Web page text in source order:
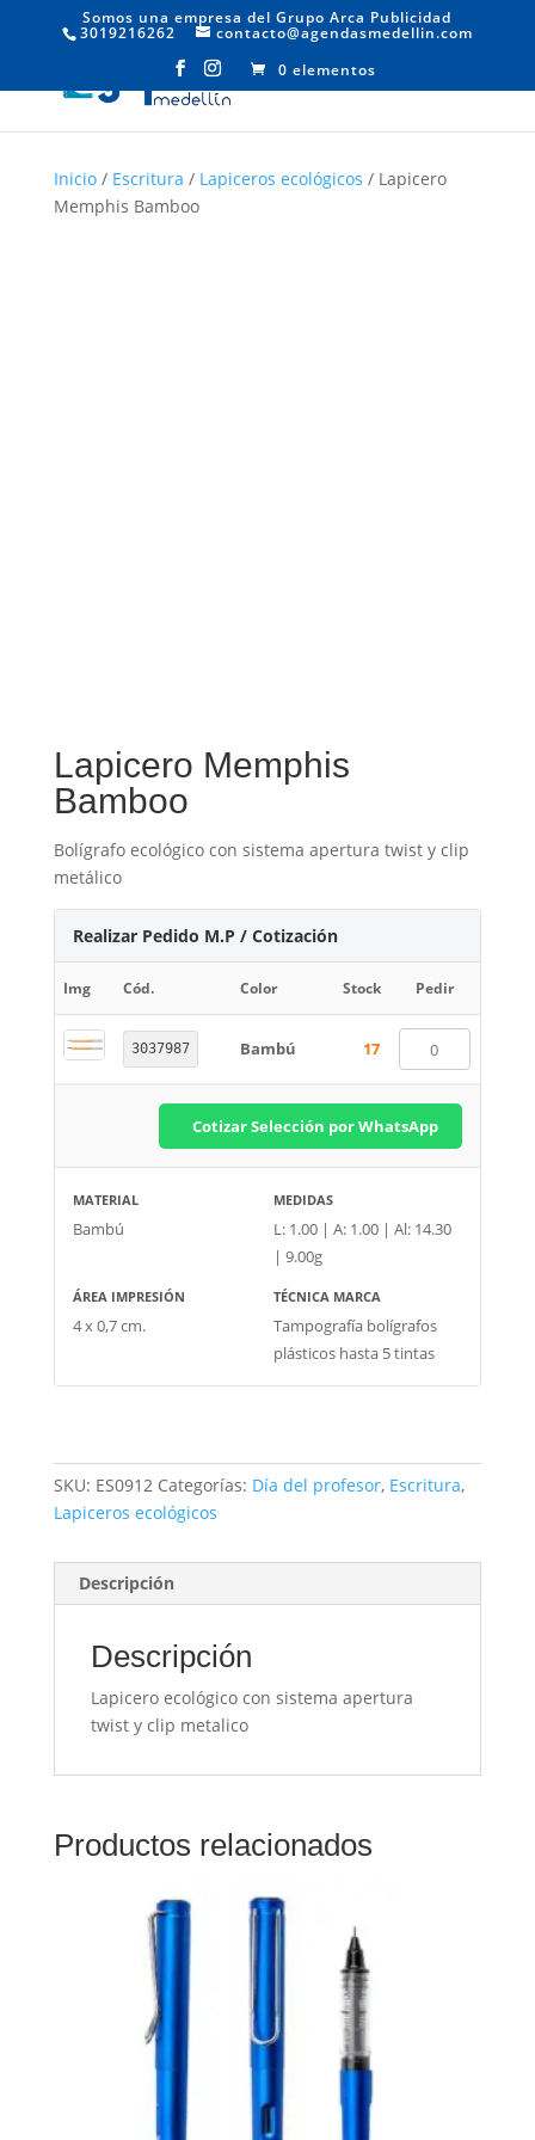
Somos una empresa del Grupo Arca Publicidad
3019216262
contacto@agendasmedellin.com
0 elementos
Inicio/ Escritura / Lapiceros ecológicos / Lapicero
Memphis Bamboo
Lapicero Memphis
Bamboo
Bolígrafo ecológico con sistema apertura twist y clip
metálico
Realizar Pedido M.P / Cotización
Img Cód. Color Stock Pedir
3037987 Bambú 17
Cotizar Selección por WhatsApp
MATERIAL
Bambú
MEDIDAS
L: 1.00 | A: 1.00 | Al: 14.30
| 9.00g
ÁREA IMPRESIÓN
4 x 0,7 cm.
TÉCNICA MARCA
Tampografía bolígrafos
plásticos hasta 5 tintas
SKU: ES0912 Categorías: Día del profesor, Escritura,
Lapiceros ecológicos
Descripción
Descripción
Lapicero ecológico con sistema apertura
twist y clip metalico
Productos relacionados